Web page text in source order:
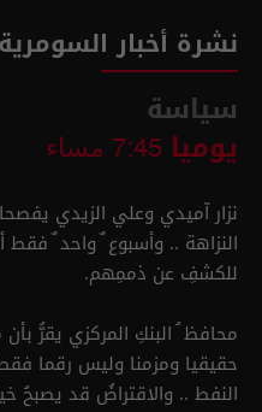
نشرة أخبار السومرية
سياسة
يوميا 7:45 مساء
نزار آميدي وعلي الزيدي
النزاهة .. وأسبوع ٌ واحد ٌ فقط
للكشفِ عن ذممِهم.
محافظ ُ البنكِ المركزي يقرُّ بأن
حقيقيا ومزمنا وليس رقما فقط
النفط .. والاقتراضُ قد يصبحُ